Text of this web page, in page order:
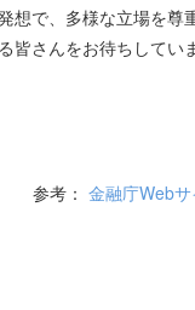
想で、多様な立場を尊
皆さんをお待ちしてい
参考： 金融庁Web